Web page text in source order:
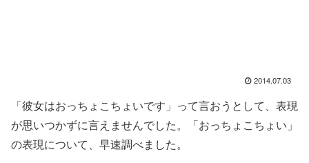
2014.07.03
「彼女はおっちょこちょいです」って言おうとして、表現
が思いつかずに言えませんでした。「おっちょこちょい」
の表現について、早速調べました。